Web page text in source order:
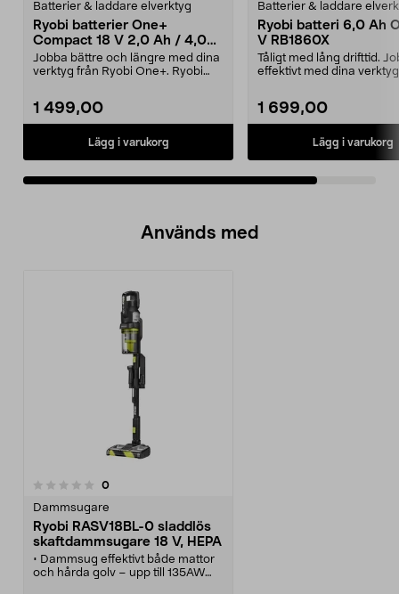
Batterier & laddare elverktyg
Ryobi batterier One+
Compact 18 V 2,0 Ah / 4,0
Ah RB18242X
Jobba bättre och längre med dina
verktyg från Ryobi One+. Ryobi
1 499,00
Lägg i varukorg
Batterier & laddare
Ryobi batteri 6,0 Ah
V RB1860X
Tåligt med lång drifttid.
effektivt med dina
1 699,00
Lägg i varukorg
Används med
0recensioner
Dammsugare
Ryobi RASV18BL-0 sladdlös
skaftdammsugare 18 V, HEPA
• Dammsug effektivt både mattor
och hårda golv – upp till 135AW